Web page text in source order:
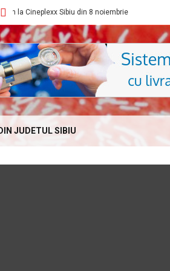
Sibiu din 8 noiembrie Ce filme
JUDETUL SIBIU